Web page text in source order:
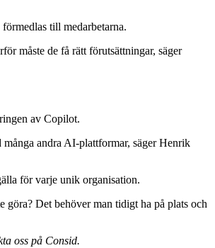
till medarbetarna.
måste de få rätt förutsättningar, säger
av Copilot.
andra AI-plattformar, säger Henrik
för varje unik organisation.
göra? Det behöver man tidigt ha på plats och
oss på Consid.